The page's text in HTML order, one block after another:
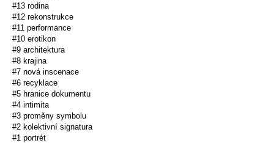
#13 rodina
#12 rekonstrukce
#11 performance
#10 erotikon
#9 architektura
#8 krajina
#7 nová inscenace
#6 recyklace
#5 hranice dokumentu
#4 intimita
#3 proměny symbolu
#2 kolektivní signatura
#1 portrét